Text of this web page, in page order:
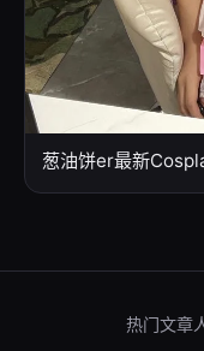
葱油饼er最新
热门文章